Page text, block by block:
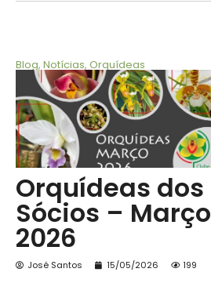
Blog, Notícias, Orquídeas
Orquídeas dos
Sócios – Março
2026
José Santos 15/05/2026 199